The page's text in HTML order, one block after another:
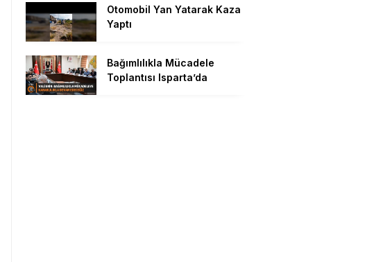
Otomobil Yan Yatarak Kaza
Yaptı
Bağımlılıkla Mücadele
Toplantısı Isparta’da